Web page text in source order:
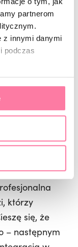
partnerom
z innymi danymi
podczas
UX i
jeśli któraś
Dla
była
tam
się na
którzy
się, że
– następnym